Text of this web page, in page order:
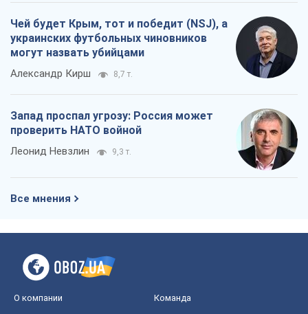
Чей будет Крым, тот и победит (NSJ), а
украинских футбольных чиновников
могут назвать убийцами
Александр Кирш 8,7 т.
Запад проспал угрозу: Россия может
проверить НАТО войной
Леонид Невзлин 9,3 т.
Все мнения
О компании Команда